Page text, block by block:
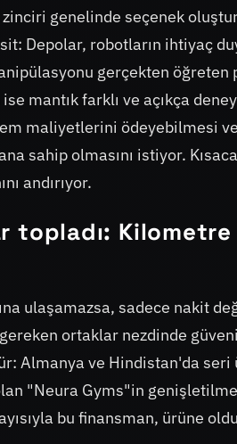
genelinde seçenek
Depolar, robotların ihtiyaç
gerçekten öğreten
mantık farklı ve açıkça
maliyetlerini ödeyebilmesi
sahip olmasını istiyor.
andırıyor.
topladı: Kilometre
ulaşamazsa, sadece nakit
ortaklar nezdinde
Almanya ve Hindistan'da
"Neura Gyms"in
bu finansman, ürüne